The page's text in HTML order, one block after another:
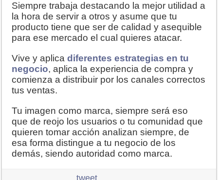
Siempre trabaja destacando la mejor utilidad a
la hora de servir a otros y asume que tu
producto tiene que ser de calidad y asequible
para ese mercado el cual quieres atacar.
Vive y aplicadiferentes estrategias en tu
negocio, aplica la experiencia de compra y
comienza a distribuir por los canales correctos
tus ventas.
Tu imagen como marca, siempre será eso
que de reojo los usuarios o tu comunidad que
quieren tomar acción analizan siempre, de
esa forma distingue a tu negocio de los
demás, siendo autoridad como marca.